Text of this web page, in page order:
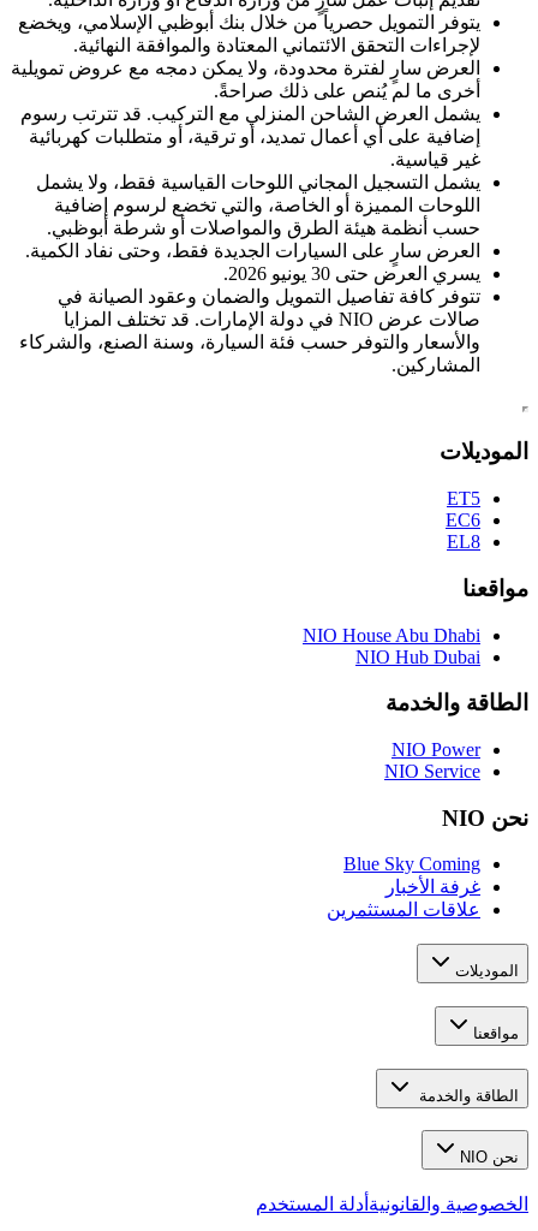
يتوفر التمويل حصرياً من خلال بنك أبوظبي الإسلامي، ويخضع
لإجراءات التحقق الائتماني المعتادة والموافقة النهائية.
العرض سارٍ لفترة محدودة، ولا يمكن دمجه مع عروض تمويلية
أخرى ما لم يُنص على ذلك صراحةً.
يشمل العرض الشاحن المنزلي مع التركيب. قد تترتب رسوم
إضافية على أي أعمال تمديد، أو ترقية، أو متطلبات كهربائية
غير قياسية.
يشمل التسجيل المجاني اللوحات القياسية فقط، ولا يشمل
اللوحات المميزة أو الخاصة، والتي تخضع لرسوم إضافية
حسب أنظمة هيئة الطرق والمواصلات أو شرطة أبوظبي.
العرض سارٍ على السيارات الجديدة فقط، وحتى نفاد الكمية.
يسري العرض حتى 30 يونيو 2026.
تتوفر كافة تفاصيل التمويل والضمان وعقود الصيانة في
صالات عرض NIO في دولة الإمارات. قد تختلف المزايا
والأسعار والتوفر حسب فئة السيارة، وسنة الصنع، والشركاء
المشاركين.
الموديلات
ET5
EC6
EL8
مواقعنا
NIO House Abu Dhabi
NIO Hub Dubai
الطاقة والخدمة
NIO Power
NIO Service
نحن NIO
Blue Sky Coming
غرفة الأخبار
علاقات المستثمرين
الموديلات
مواقعنا
الطاقة والخدمة
نحن NIO
الخصوصية والقانونية أدلة المستخدم